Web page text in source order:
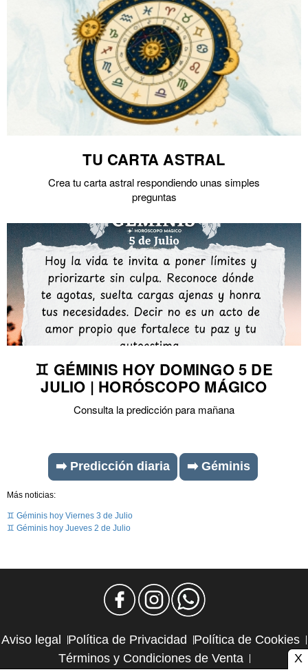
TU CARTA ASTRAL
Crea tu carta astral respondiendo unas simples
preguntas
♊ GÉMINIS HOY DOMINGO 5 DE
JULIO | HORÓSCOPO MÁGICO
Consulta la predicción para mañana
➡️ Predicción diaria ➡️ Géminis
Más noticias:
♊ Géminis hoy Viernes 3 de Julio
♊ Géminis hoy Jueves 2 de Julio
Aviso legal Política de Privacidad
Política de Cookies
Términos y Condiciones de Venta
X